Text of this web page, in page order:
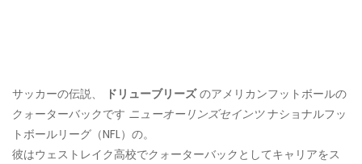
サッカーの伝説、 ドリューブリーズのアメリカンフットボールの
クォーターバックです ニューオーリンズセインツナショナルフッ
トボールリーグ（NFL）の。
彼はウェストレイク高校でクォーターバックとしてキャリアをス